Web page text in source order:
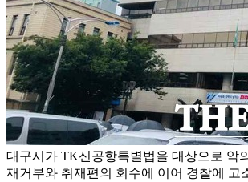
대구시가 TK신공항특별법을 대상으로 악
재거부와 취재편의 회수에 이어 경찰에 고